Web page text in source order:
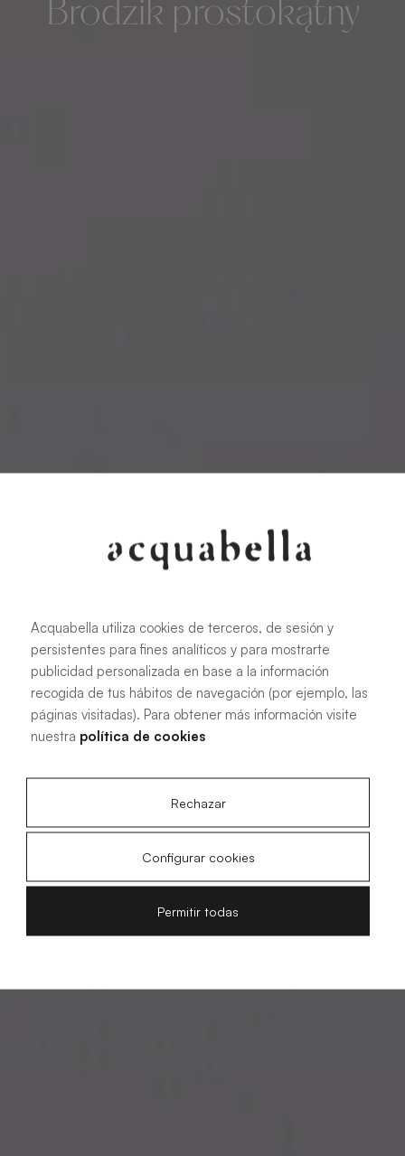
Brodzik prostokątny
Acquabella utiliza cookies de terceros, de sesión y
persistentes para fines analíticos y para mostrarte
publicidad personalizada en base a la información
recogida de tus hábitos de navegación (por ejemplo, las
páginas visitadas). Para obtener más información visite
nuestra política de cookies
Rechazar
Configurar cookies
Permitir todas